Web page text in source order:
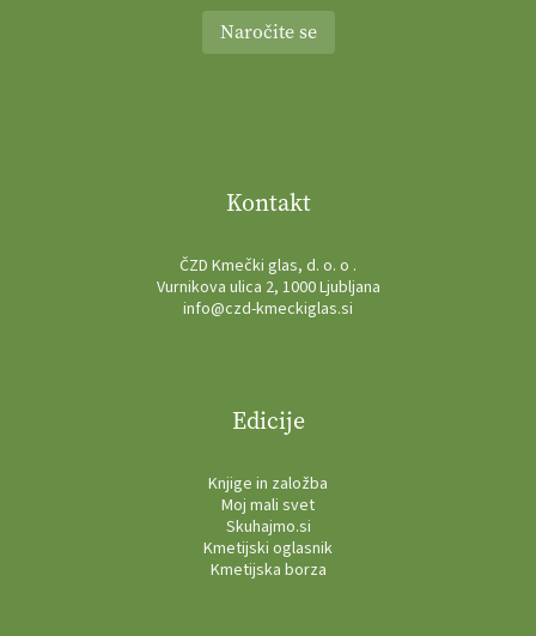
Naročite se
Kontakt
ČZD Kmečki glas, d. o. o .
Vurnikova ulica 2, 1000 Ljubljana
info@czd-kmeckiglas.si
Edicije
Knjige in založba
Moj mali svet
Skuhajmo.si
Kmetijski oglasnik
Kmetijska borza